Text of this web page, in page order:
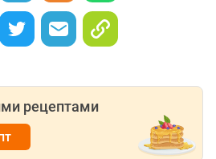
рецептами